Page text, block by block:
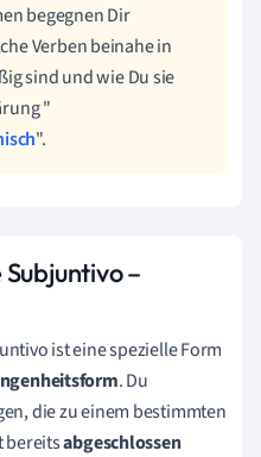
begegnen Dir
Verben beinahe in
sind und wie Du sie
"
".
–
ist eine spezielle Form
. Du
die zu einem bestimmten
bereitsabgeschlossen